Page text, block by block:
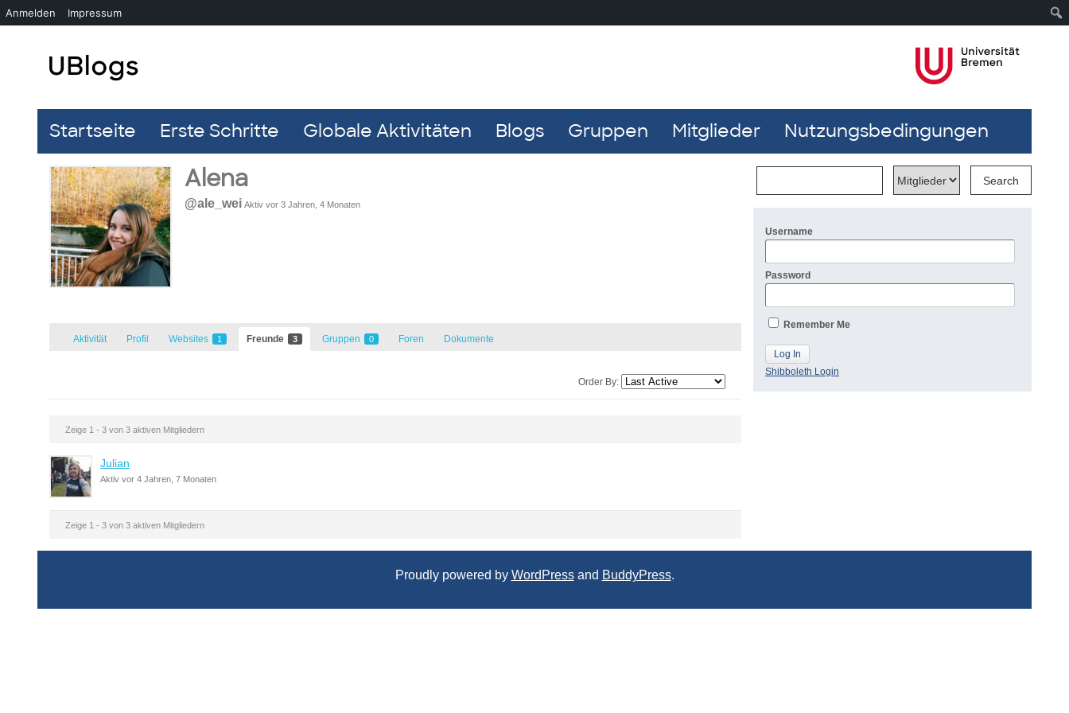
Startseite Erste Schritte Globale Aktivitäten Blogs Gruppen Mitglieder Nutzungsbedingungen
Alena
@ale_wei Aktiv vor 3 Jahren, 4 Monaten
Aktivität Profil Websites 1 Freunde 3 Gruppen 0 Foren Dokumente
Order By:
Zeige 1 - 3 von 3 aktiven Mitgliedern
Julian
Aktiv vor 4 Jahren, 7 Monaten
Zeige 1 - 3 von 3 aktiven Mitgliedern
Username
Password
Remember Me
Shibboleth Login
Proudly powered by WordPressand BuddyPress.
Anmelden Impressum